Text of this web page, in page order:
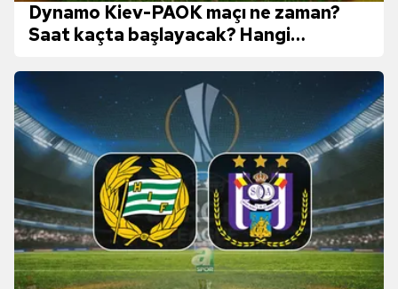
Dynamo Kiev-PAOK maçı ne zaman?
Saat kaçta başlayacak? Hangi